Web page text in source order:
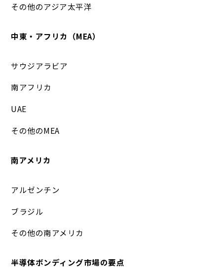
その他のアジア太平洋
中東・アフリカ（MEA）
サウジアラビア
南アフリカ
UAE
その他のMEA
南アメリカ
アルゼンチン
ブラジル
その他の南アメリカ
半導体ボンディング市場の要点